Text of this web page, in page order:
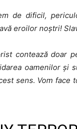
de dificil,
eroilor noștri!
contează doar
oamenilor și
sens. Vom face